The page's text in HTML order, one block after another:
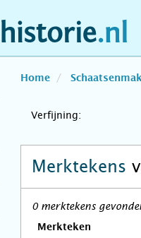
Home
Verfijning:
Merktekens
0 merktekens
Merkteken